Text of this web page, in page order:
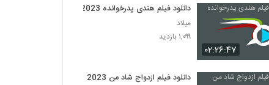
۰۲:۲۶:۴۷
دانلود فیلم هندی پدرخوانده 2023
میلاد
۱,۰۹۹ بازدید
دانلود فیلم ازدواج شاد من 2023